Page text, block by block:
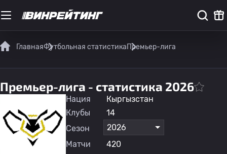
ГлавнаяФутбольная статистикаПремьер-лига
Премьер-лига - статистика 2026
Нация
Кыргызстан
Клубы
14
Сезон
2026
Матчи
420